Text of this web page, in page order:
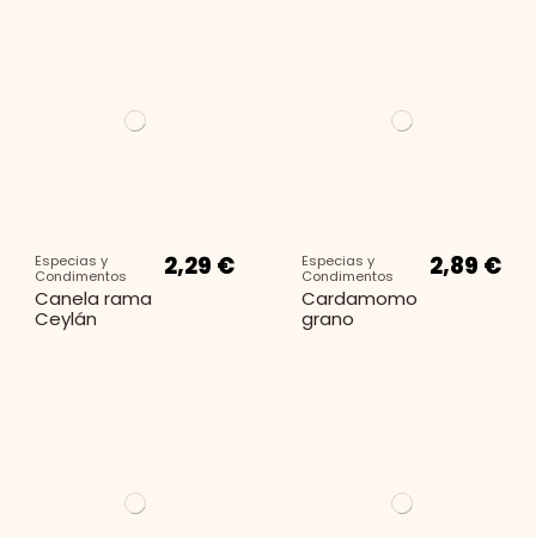
Especias y
Condimentos
Canela rama
Ceylán
2,29 €
Especias y
Condimentos
Cardamomo
grano
2,89 €